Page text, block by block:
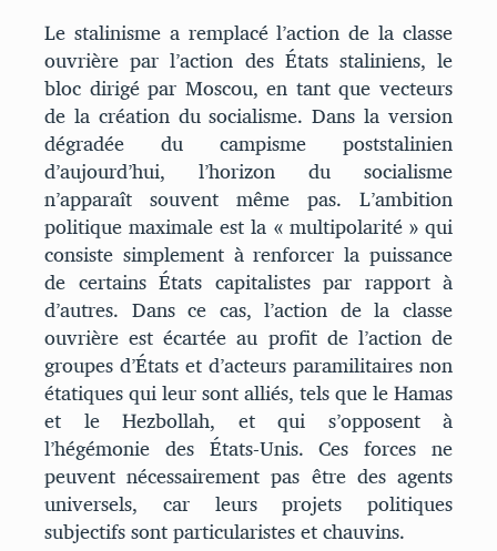
Le stalinisme a remplacé l’action de la classe
ouvrière par l’action des États staliniens, le
bloc dirigé par Moscou, en tant que vecteurs
de la création du socialisme. Dans la version
dégradée du campisme poststalinien
d’aujourd’hui, l’horizon du socialisme
n’apparaît souvent même pas. L’ambition
politique maximale est la « multipolarité » qui
consiste simplement à renforcer la puissance
de certains États capitalistes par rapport à
d’autres. Dans ce cas, l’action de la classe
ouvrière est écartée au profit de l’action de
groupes d’États et d’acteurs paramilitaires non
étatiques qui leur sont alliés, tels que le Hamas
et le Hezbollah, et qui s’opposent à
l’hégémonie des États-Unis. Ces forces ne
peuvent nécessairement pas être des agents
universels, car leurs projets politiques
subjectifs sont particularistes et chauvins.